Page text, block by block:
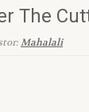
The
Mahalali